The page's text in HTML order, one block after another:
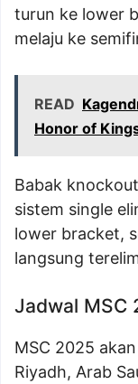
turun ke lower
melaju ke
READ
Honor of
Babak
sistem single
lower bracket,
langsung
Jadwal MSC
MSC 2025
Riyadh, Arab